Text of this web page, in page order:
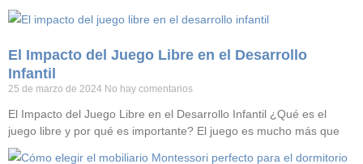
El Impacto del Juego Libre en el Desarrollo
Infantil
25 de marzo de 2024 No hay comentarios
El Impacto del Juego Libre en el Desarrollo Infantil ¿Qué es el
juego libre y por qué es importante? El juego es mucho más que